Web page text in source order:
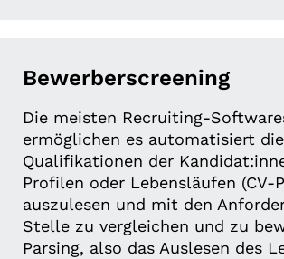
Bewerberscreening
Die meisten Recruiting-
ermöglichen es automatisiert die
Qualifikationen der
Profilen oder Lebensläufen (CV-
auszulesen und mit den
Stelle zu vergleichen und zu
Parsing, also das Auslesen des